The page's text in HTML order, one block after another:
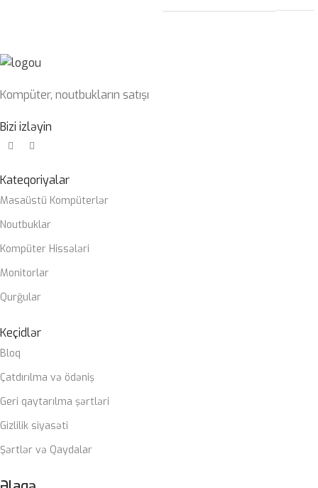
Kompüter, noutbukların satışı
Bizi izləyin
Kateqoriyalar
Masaüstü Kompüterlər
Noutbuklar
Kompüter Hissələri
Monitorlar
Qurğular
Keçidlər
Bloq
Çatdırılma və ödəniş
Geri qaytarılma şərtləri
Gizlilik siyasəti
Şərtlər və Qaydalar